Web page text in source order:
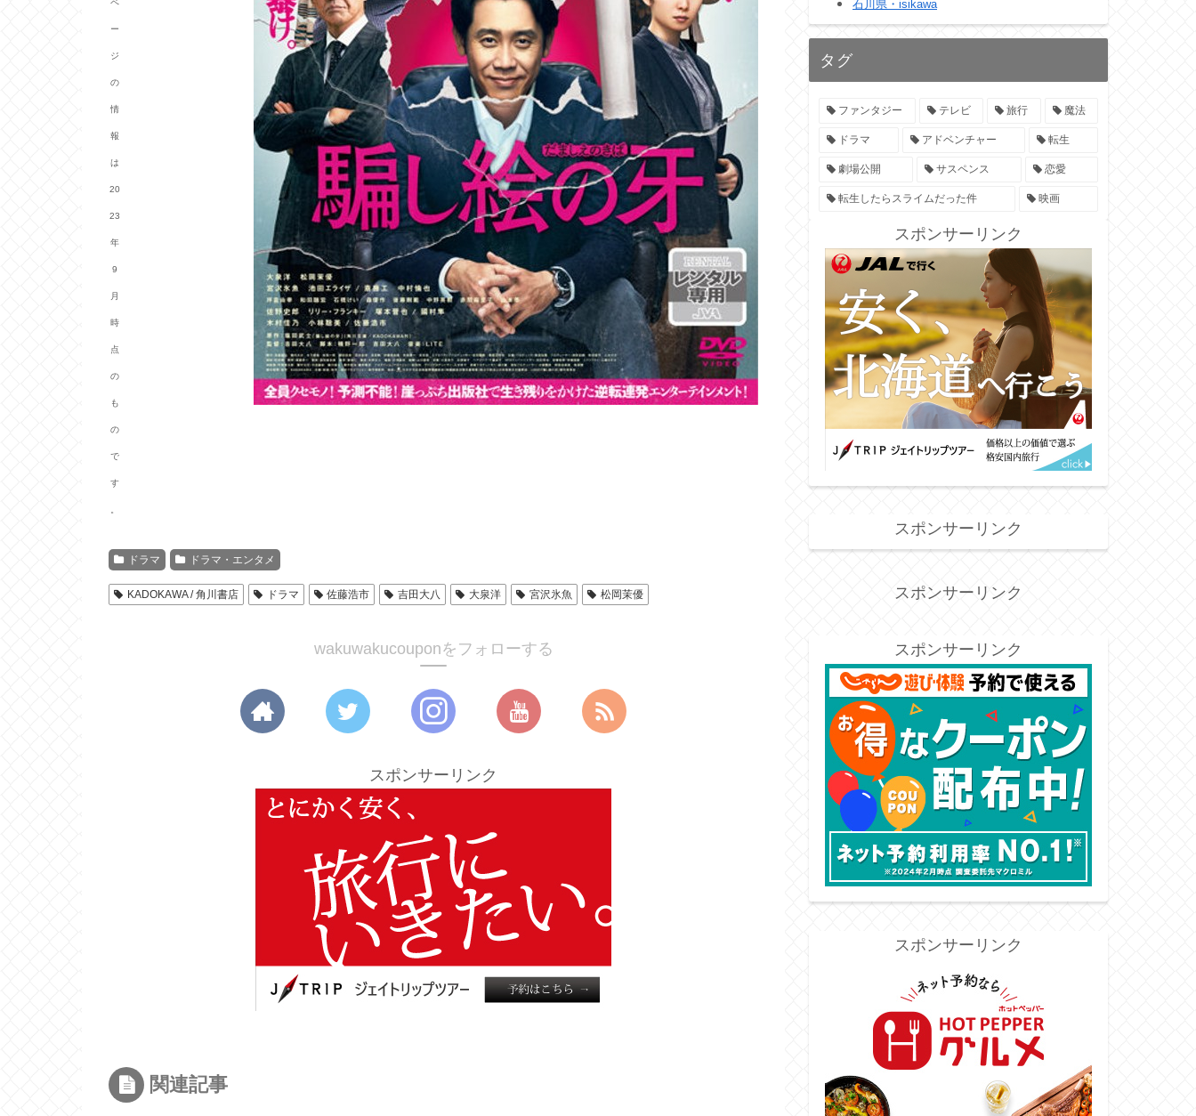
ペ
ー
ジ
の
情
報
は
20
23
年
9
月
時
点
の
も
の
で
す
ドラマ ドラマ・エンタメ
KADOKAWA / 角川書店 ドラマ 佐藤浩市 吉田大八 大泉洋 宮沢氷魚 松岡茉優
wakuwakucouponをフォローする
スポンサーリンク
関連記事
石川県・isikawa
タグ
ファンタジー テレビ 旅行 魔法
ドラマ アドベンチャー 転生
劇場公開 サスペンス 恋愛
転生したらスライムだった件 映画
スポンサーリンク
スポンサーリンク
スポンサーリンク
スポンサーリンク
スポンサーリンク